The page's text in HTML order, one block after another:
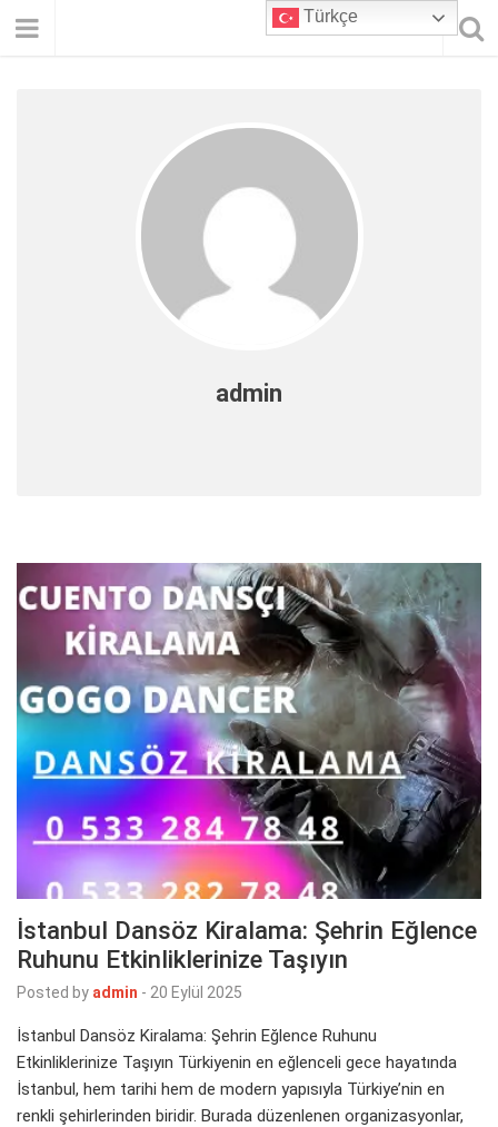
admin
İstanbul Dansöz Kiralama: Şehrin Eğlence
Ruhunu Etkinliklerinize Taşıyın
Posted by admin - 20 Eylül 2025
İstanbul Dansöz Kiralama: Şehrin Eğlence Ruhunu
Etkinliklerinize Taşıyın Türkiyenin en eğlenceli gece hayatında
İstanbul, hem tarihi hem de modern yapısıyla Türkiye’nin en
renkli şehirlerinden biridir. Burada düzenlenen organizasyonlar,
Türkçe